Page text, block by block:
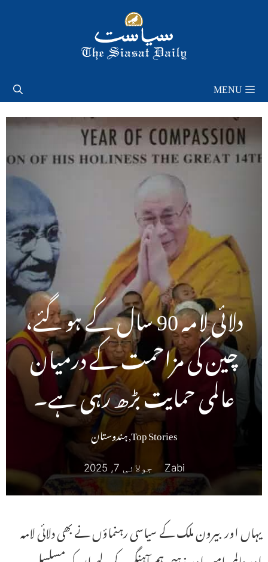
MENU
دلائی لامہ 90 سال کے ہو گئے،
چین کی مزاحمت کے درمیان
عالمی حمایت بڑھ رہی ہے۔
Top Stories
,ہندوستان
Zabi جولائی 7, 2025
یہاں اور بیرون ملک کے سیاسی رہنماؤں نے بھی دلائی لامہ